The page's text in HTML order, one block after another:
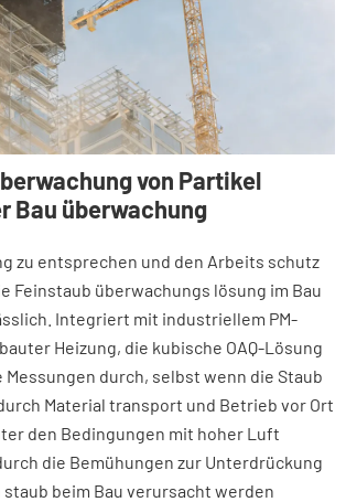
von Partikel
Bau überwachung
zu entsprechen und den Arbeits schutz
Feinstaub überwachungs lösung im Bau
Integriert mit industriellem PM-
Heizung, die kubische OAQ-Lösung
durch, selbst wenn die Staub
Material transport und Betrieb vor Ort
den Bedingungen mit hoher Luft
die Bemühungen zur Unterdrückung
staub beim Bau verursacht werden